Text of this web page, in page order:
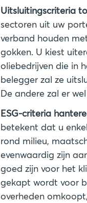
Uitsluitingscriteria
sectoren uit uw
verband houden
gokken. U kiest
oliebedrijven die in
belegger zal ze
ESG-criteria
betekent dat u
rond milieu,
evenwaardig zijn
goed zijn voor het
gekapt wordt voor
overheden